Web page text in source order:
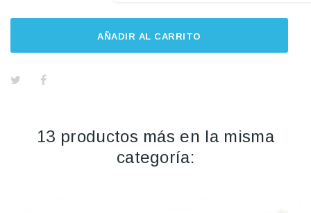
AÑADIR AL CARRITO
13 productos más en la misma
categoría: